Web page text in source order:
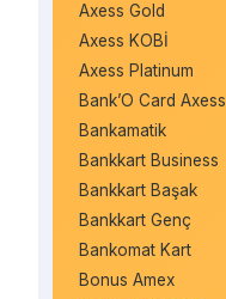
Axess Gold
Axess KOBİ
Axess Platinum
Bank’O Card Axess
Bankamatik
Bankkart Business
Bankkart Başak
Bankkart Genç
Bankomat Kart
Bonus Amex